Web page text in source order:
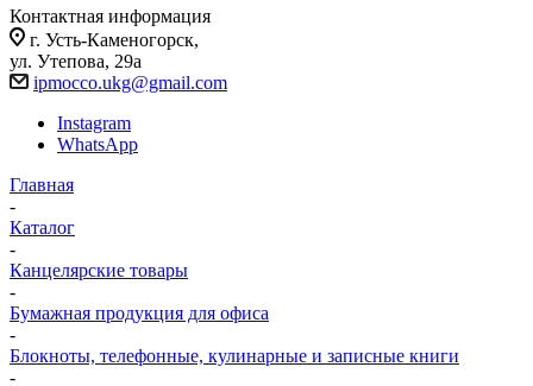
Контактная информация
г. Усть-Каменогорск,
ул. Утепова, 29а
ipmocco.ukg@gmail.com
Instagram
WhatsApp
Главная
-
Каталог
-
Канцелярские товары
-
Бумажная продукция для офиса
-
Блокноты, телефонные, кулинарные и записные книги
-